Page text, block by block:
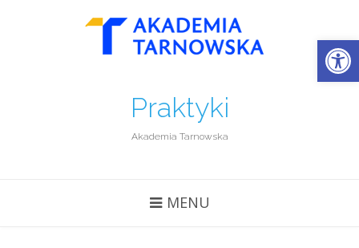
Praktyki
Akademia Tarnowska
MENU